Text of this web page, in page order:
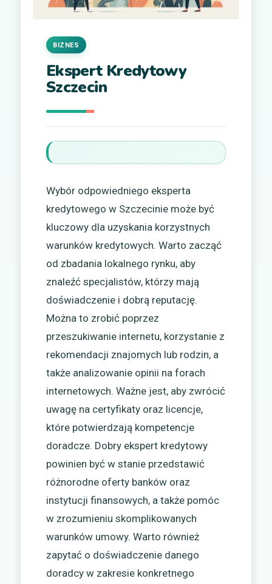
Ekspert Kredytowy
Szczecin
BIZNES
Wybór odpowiedniego eksperta
kredytowego w Szczecinie może być
kluczowy dla uzyskania korzystnych
warunków kredytowych. Warto zacząć
od zbadania lokalnego rynku, aby
znaleźć specjalistów, którzy mają
doświadczenie i dobrą reputację.
Można to zrobić poprzez
przeszukiwanie internetu, korzystanie z
rekomendacji znajomych lub rodzin, a
także analizowanie opinii na forach
internetowych. Ważne jest, aby zwrócić
uwagę na certyfikaty oraz licencje,
które potwierdzają kompetencje
doradcze. Dobry ekspert kredytowy
powinien być w stanie przedstawić
różnorodne oferty banków oraz
instytucji finansowych, a także pomóc
w zrozumieniu skomplikowanych
warunków umowy. Warto również
zapytać o doświadczenie danego
doradcy w zakresie konkretnego